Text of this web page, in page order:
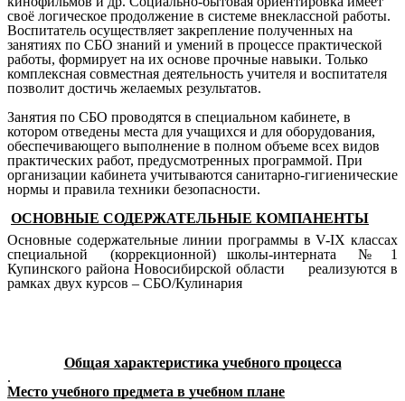
своё логическое продолжение в системе внеклассной работы.
Воспитатель осуществляет закрепление полученных на
занятиях по СБО знаний и умений в процессе практической
работы, формирует на их основе прочные навыки. Только
комплексная совместная деятельность учителя и воспитателя
позволит достичь желаемых результатов.
Занятия по СБО проводятся в специальном кабинете, в
котором отведены места для учащихся и для оборудования,
обеспечивающего выполнение в полном объеме всех видов
практических работ, предусмотренных программой. При
организации кабинета учитываются санитарно-гигиенические
нормы и правила техники безопасности.
ОСНОВНЫЕ СОДЕРЖАТЕЛЬНЫЕ КОМПАНЕНТЫ
Основные содержательные линии программы в V-IX классах
специальной (коррекционной) школы-интерната № 1
Купинского района Новосибирской области реализуются в
рамках двух курсов – СБО/Кулинария
Общая характеристика учебного процесса
.
Место учебного предмета в учебном плане